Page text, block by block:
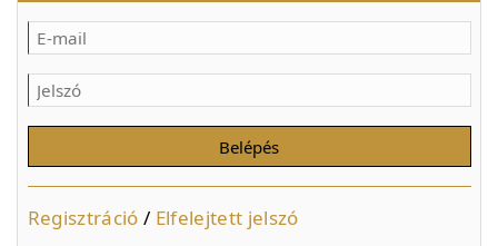
Regisztráció / Elfelejtett jelszó